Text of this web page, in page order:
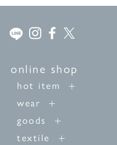
online shop
hot item
wear
goods
textile